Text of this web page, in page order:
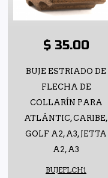
$ 35.00
BUJE ESTRIADO DE
FLECHA DE
COLLARÍN PARA
ATLÁNTIC, CARIBE,
GOLF A2, A3, JETTA
A2, A3
BUJEFLCH1